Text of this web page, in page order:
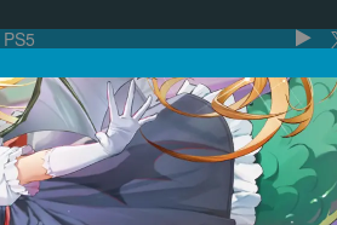
PS5